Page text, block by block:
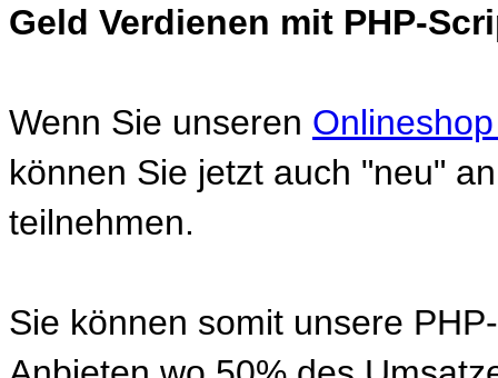
Geld Verdienen mit PHP-
Wenn Sie unseren
können Sie jetzt auch "neu"
teilnehmen.
Sie können somit unsere